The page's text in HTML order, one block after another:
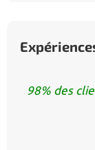
98% des